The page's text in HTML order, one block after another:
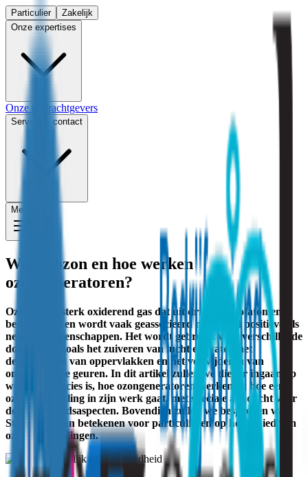
Particulier
Zakelijk
Onze expertises
Onze opdrachtgevers
Service & contact
Menu
Wat is ozon en hoe werken
ozongeneratoren?
Ozon is een sterk oxiderend gas dat uit drie zuurstofatomen
bestaat (O3) en wordt vaak geassocieerd met zowel positieve als
negatieve eigenschappen. Het wordt gebruikt voor verschillende
doeleinden, zoals het zuiveren van lucht en water, het
desinfecteren van oppervlakken en het verwijderen van
onaangename geuren. In dit artikel zullen we dieper ingaan op
wat ozon precies is, hoe ozongeneratoren werken en hoe een
ozonbehandeling in zijn werk gaat, met speciale aandacht voor
de gezondheidsaspecten. Bovendien zullen we bespreken wat
Strooming kan betekenen voor particulieren op het gebied van
ozonbehandelingen.